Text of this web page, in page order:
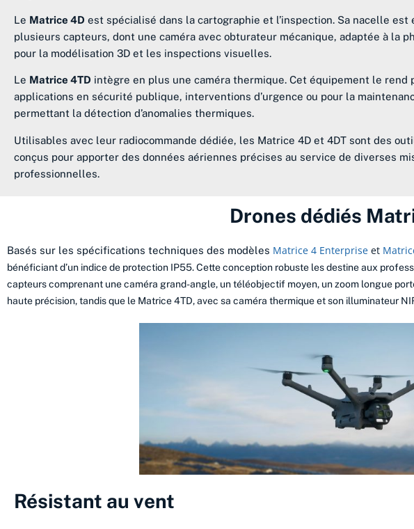
Le Matrice 4D est spécialisé dans la cartographie et l’inspection. Sa nacelle est
plusieurs capteurs, dont une caméra avec obturateur mécanique, adaptée à la
pour la modélisation 3D et les inspections visuelles.
Le Matrice 4TD intègre en plus une caméra thermique. Cet équipement le rend
applications en sécurité publique, interventions d’urgence ou pour la
permettant la détection d’anomalies thermiques.
Utilisables avec leur radiocommande dédiée, les Matrice 4D et 4DT sont des
conçus pour apporter des données aériennes précises au service de diverses
professionnelles.
Drones dédiés
Basés sur les spécifications techniques des modèles Matrice 4 Enterprise et
bénéficiant d’un indice de protection IP55. Cette conception robuste les destine aux
capteurs comprenant une caméra grand-angle, un téléobjectif moyen, un zoom longue
haute précision, tandis que le Matrice 4TD, avec sa caméra thermique et son illuminateur
Résistant au vent